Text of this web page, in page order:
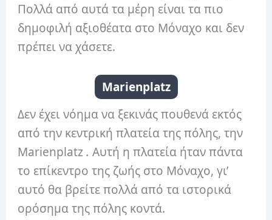
Πολλά από αυτά τα μέρη είναι τα πιο
δημοφιλή αξιοθέατα στο Μόναχο και δεν
πρέπει να χάσετε.
Marienplatz
Δεν έχει νόημα να ξεκινάς πουθενά εκτός
από την κεντρική πλατεία της πόλης, την
Marienplatz.Αυτή η πλατεία ήταν πάντα
το επίκεντρο της ζωής στο Μόναχο, γι’
αυτό θα βρείτε πολλά από τα ιστορικά
ορόσημα της πόλης κοντά.